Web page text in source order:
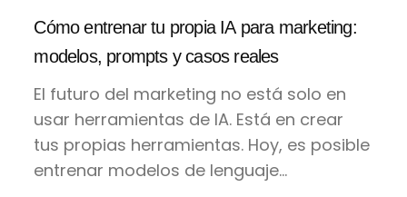
Cómo entrenar tu propia IA para marketing:
modelos, prompts y casos reales
El futuro del marketing no está solo en
usar herramientas de IA. Está en crear
tus propias herramientas. Hoy, es posible
entrenar modelos de lenguaje...